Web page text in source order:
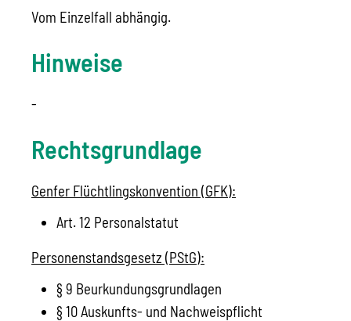
Vom Einzelfall abhängig.
Hinweise
-
Rechtsgrundlage
Genfer Flüchtlingskonvention (GFK):
Art. 12 Personalstatut
Personenstandsgesetz (PStG):
§ 9 Beurkundungsgrundlagen
§ 10 Auskunfts- und Nachweispflicht